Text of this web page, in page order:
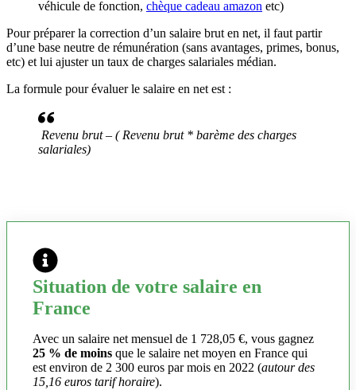
véhicule de fonction, chèque cadeau amazon etc)
Pour préparer la correction d’un salaire brut en net, il faut partir
d’une base neutre de rémunération (sans avantages, primes, bonus,
etc) et lui ajuster un taux de charges salariales médian.
La formule pour évaluer le salaire en net est :
Revenu brut – ( Revenu brut * barème des charges
salariales)
Situation de votre salaire en
France
Avec un salaire net mensuel de 1 728,05 €, vous gagnez
25 % de moins que le salaire net moyen en France qui
est environ de 2 300 euros par mois en 2022 (autour des
15,16 euros tarif horaire).